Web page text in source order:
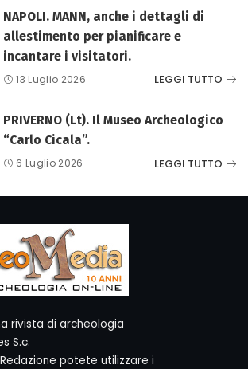
NAPOLI. MANN, anche i dettagli di
allestimento per pianificare e
incantare i visitatori.
13 Luglio 2026 LEGGI TUTTO
PRIVERNO (Lt). Il Museo Archeologico
“Carlo Cicala”.
6 Luglio 2026 LEGGI TUTTO
rivista di archeologia
S.c.
potete utilizzare i